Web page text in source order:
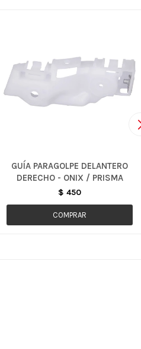
GUÍA PARAGOLPE DELANTERO
DERECHO - ONIX / PRISMA
$ 450